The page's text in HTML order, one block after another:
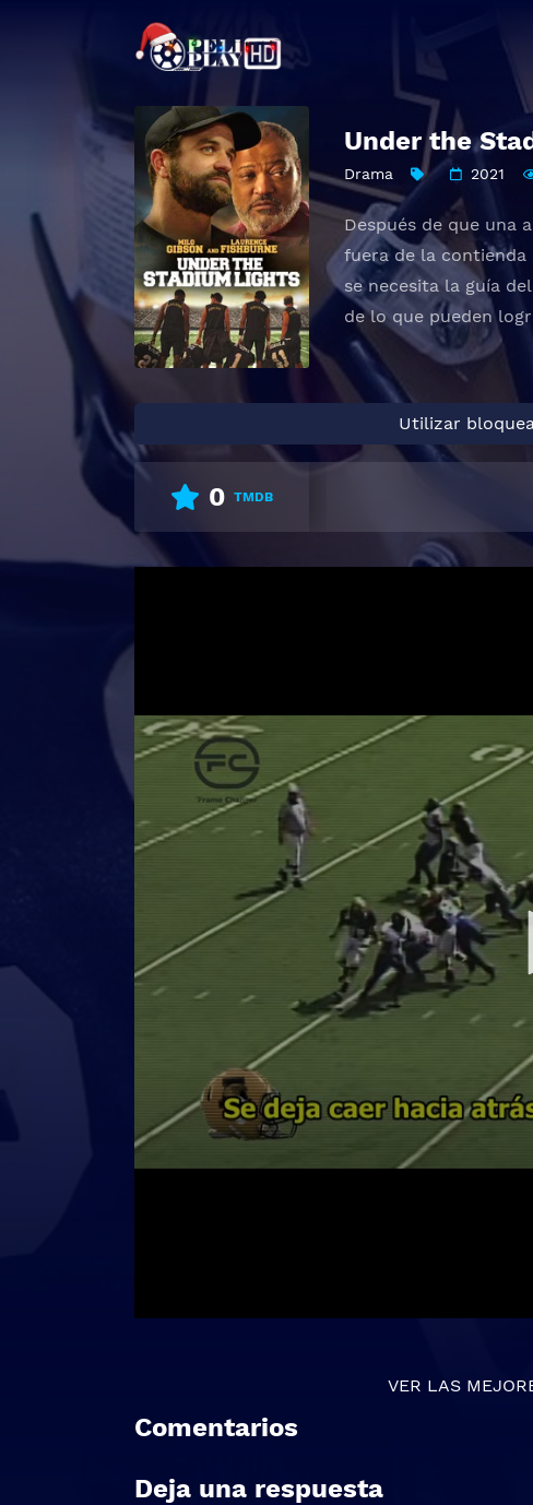
Under the
Drama 2021
Después de que una
fuera de la
se necesita la guía
de lo que pueden
Utilizar
0 TMDB
VER LAS
Comentarios
Deja una respuesta